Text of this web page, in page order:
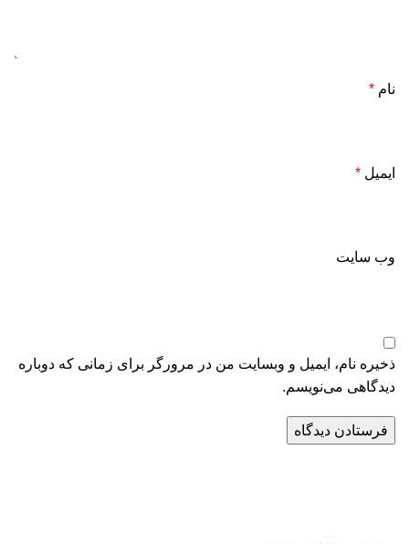
نام *
ایمیل *
وب‌ سایت
ذخیره نام، ایمیل و وبسایت من در مرورگر برای زمانی که دوباره
دیدگاهی می‌نویسم.